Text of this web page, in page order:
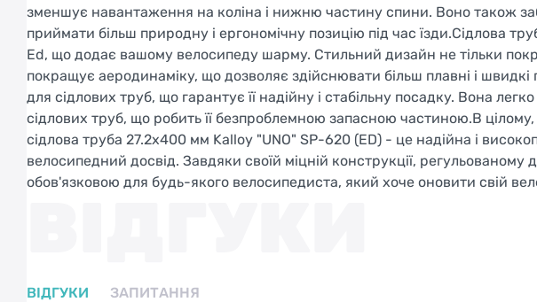
зменшує навантаження на коліна і нижню частину спини. Воно також
приймати більш природну і ергономічну позицію під час їзди.Сідлова
Ed, що додає вашому велосипеду шарму. Стильний дизайн не тільки
покращує аеродинаміку, що дозволяє здійснювати більш плавні і
для сідлових труб, що гарантує її надійну і стабільну посадку. Вона
сідлових труб, що робить її безпроблемною запасною частиною.В
сідлова труба 27.2x400 мм Kalloy "UNO" SP-620 (ED) - це надійна і
велосипедний досвід. Завдяки своїй міцній конструкції, регульованому
обов'язковою для будь-якого велосипедиста, який хоче оновити свій
ВІДГУКИ ЗАПИТАННЯ